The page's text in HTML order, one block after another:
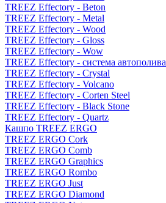
TREEZ Effectory - Beton
TREEZ Effectory - Metal
TREEZ Effectory - Wood
TREEZ Effectory - Gloss
TREEZ Effectory - Wow
TREEZ Effectory - система автополива
TREEZ Effectory - Crystal
TREEZ Effectory - Volcano
TREEZ Effectory - Corten Steel
TREEZ Effectory - Black Stone
TREEZ Effectory - Quartz
Кашпо TREEZ ERGO
TREEZ ERGO Cork
TREEZ ERGO Comb
TREEZ ERGO Graphics
TREEZ ERGO Rombo
TREEZ ERGO Just
TREEZ ERGO Diamond